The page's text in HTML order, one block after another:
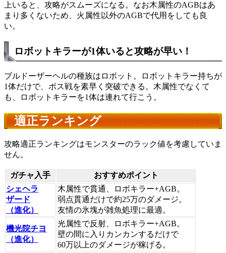
上いると、攻略がスムーズになる。なお木属性のAGBはあ
まり多くないため、火属性以外のAGBで代用をしても良
い。
ロボットキラーが1体いると攻略が早い！
ブルドーザーヘルの種族はロボット。ロボットキラー持ちが
1体だけで、ボス戦を素早く突破できる。木属性でなくて
も、ロボットキラーを1体は連れて行こう。
適正ランキング
攻略適正ランキングはモンスターのラック値を考慮していま
せん。
ガチャ入手
おすすめポイント
シェヘラ
ザード
（進化）
木属性で貫通、ロボキラー+AGB。
弱点貫通だけで約25万のダメージ。
友情の氷塊が雑魚処理に最適。
機光院チヨ
（進化）
光属性で反射、ロボキラー+AGB。
壁の間に入りカンカンするだけで
60万以上のダメージが稼げる。